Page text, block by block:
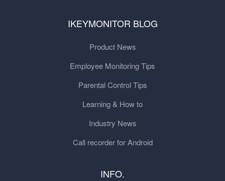
IKEYMONITOR BLOG
Product News
Employee Monitoring Tips
Parental Control Tips
Learning & How to
Industry News
Call recorder for Android
INFO.